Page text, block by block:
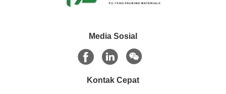
Media Sosial
Kontak Cepat